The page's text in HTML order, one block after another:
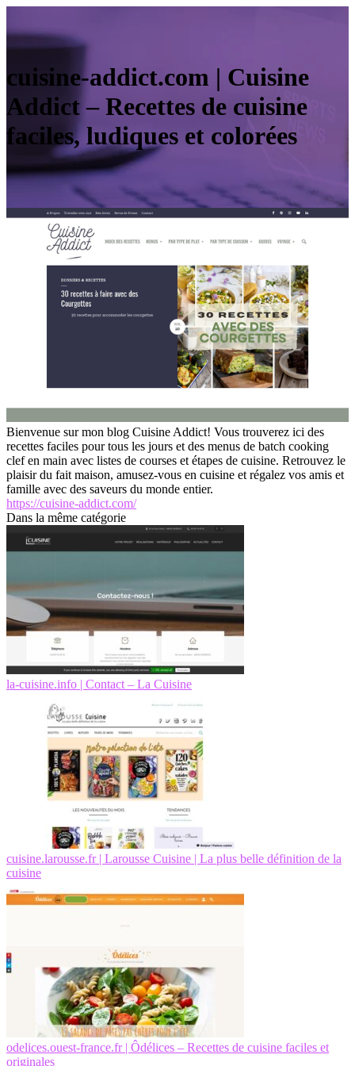
cuisine-addict.com | Cuisine
Addict – Recettes de cuisine
faciles, ludiques et colorées
Bienvenue sur mon blog Cuisine Addict! Vous trouverez ici des
recettes faciles pour tous les jours et des menus de batch cooking
clef en main avec listes de courses et étapes de cuisine. Retrouvez le
plaisir du fait maison, amusez-vous en cuisine et régalez vos amis et
famille avec des saveurs du monde entier.
https://cuisine-addict.com/
Dans la même catégorie
la-cuisine.info | Contact – La Cuisine
cuisine.larousse.fr | Larousse Cuisine | La plus belle définition de la
cuisine
odelices.ouest-france.fr | Ôdélices – Recettes de cuisine faciles et
originales